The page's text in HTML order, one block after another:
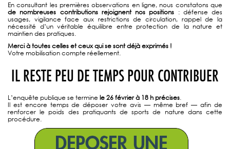
En consultant les premières observations en ligne, nous constatons que
de nombreuses contributions rejoignent nos positions : défense des
usages, vigilance face aux restrictions de circulation, rappel de la
nécessité d’un véritable équilibre entre protection de la nature et
maintien des pratiques.
Merci à toutes celles et ceux qui se sont déjà exprimés !
Votre mobilisation compte réellement.
IL RESTE PEU DE TEMPS POUR CONTRIBUER
L’enquête publique se terminele 26 février à 18 h précises.
Il est encore temps de déposer votre avis — même bref — afin de
renforcer le poids des pratiquants de sports de nature dans cette
procédure.